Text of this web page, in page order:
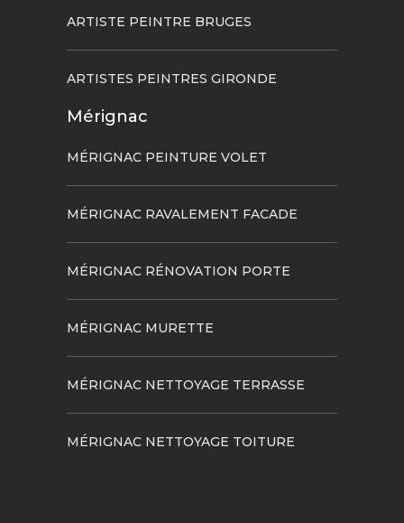
ARTISTE PEINTRE BRUGES
ARTISTES PEINTRES GIRONDE
Mérignac
MÉRIGNAC PEINTURE VOLET
MÉRIGNAC RAVALEMENT FACADE
MÉRIGNAC RÉNOVATION PORTE
MÉRIGNAC MURETTE
MÉRIGNAC NETTOYAGE TERRASSE
MÉRIGNAC NETTOYAGE TOITURE